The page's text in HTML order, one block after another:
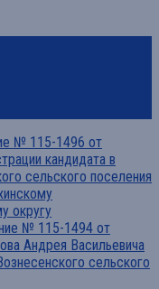
№ 115-1496 от
кандидата в
сельского поселения
округу
№ 115-1494 от
Андрея Васильевича
сельского